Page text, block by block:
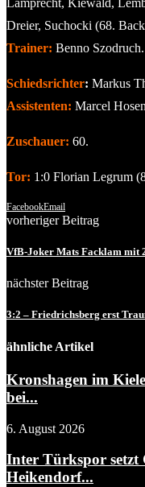
Dreier, Suchocki (68.
Trainer: Benno Szodruch.
Schiedsrichter: Markus
Assistenten: Marcel
Zuschauer: 60.
Tor: 1:0 Florian Legrum
FacebookEmail
vorheriger Beitrag
VfB-Joker Mats Facklam mit
nächster Beitrag
3:2 – Friedrichsberg erst
ähnliche Artikel
Kronshagen im
bei...
6. August 2026
Inter Türkspor setzt
Heikendorf...